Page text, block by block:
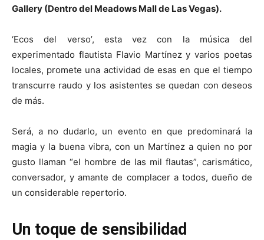
Gallery (Dentro del Meadows Mall de Las Vegas).
‘Ecos del verso’, esta vez con la música del
experimentado flautista Flavio Martínez y varios poetas
locales, promete una actividad de esas en que el tiempo
transcurre raudo y los asistentes se quedan con deseos
de más.
Será, a no dudarlo, un evento en que predominará la
magia y la buena vibra, con un Martínez a quien no por
gusto llaman “el hombre de las mil flautas”, carismático,
conversador, y amante de complacer a todos, dueño de
un considerable repertorio.
Un toque de sensibilidad